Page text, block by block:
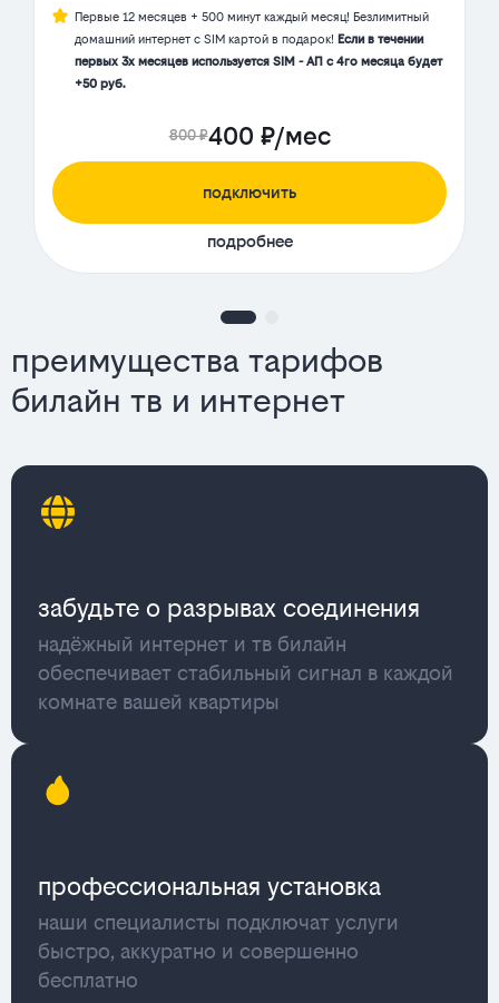
Первые 12 месяцев + 500 минут каждый месяц! Безлимитный
домашний интернет с SIM картой в подарок! Если в течении
первых 3х месяцев используется SIM - АП с 4го месяца будет
+50 руб.
800 ₽400 ₽/мес
подключить
подробнее
преимущества тарифов
билайн тв и интернет
забудьте о разрывах соединения
надёжный интернет и тв билайн
обеспечивает стабильный сигнал в каждой
комнате вашей квартиры
профессиональная установка
наши специалисты подключат услуги
быстро, аккуратно и совершенно
бесплатно